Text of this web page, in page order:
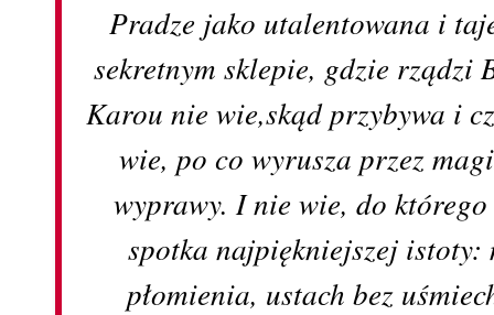
Pradze jako utalentowana i
sekretnym sklepie, gdzie
Karou nie wie,skąd przybywa i
wie, po co wyrusza przez
wyprawy. I nie wie, do
spotka najpiękniejszej istoty:
płomienia, ustach bez